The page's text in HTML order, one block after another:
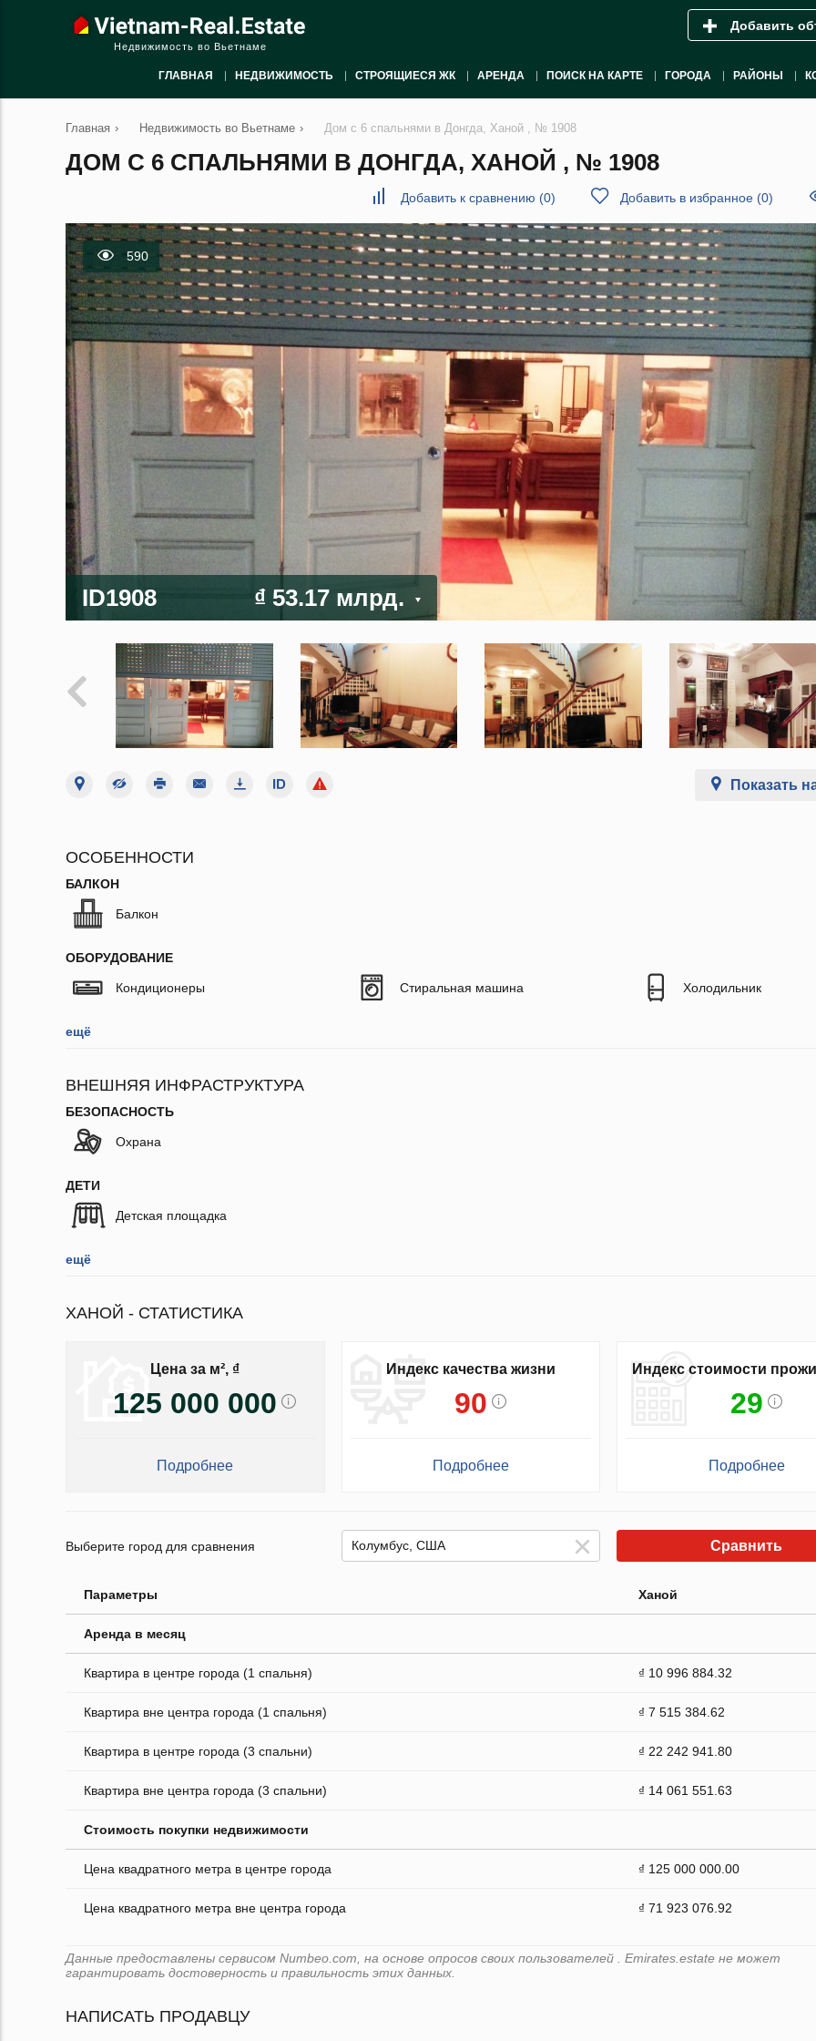
Недвижимость во Вьетнаме
Добавить
ГЛАВНАЯ НЕДВИЖИМОСТЬ СТРОЯЩИЕСЯ ЖК АРЕНДА ПОИСК НА КАРТЕ ГОРОДА РАЙОНЫ
Главная › Недвижимость во Вьетнаме › Дом с 6 спальнями в Донгда, Ханой , № 1908
ДОМ С 6 СПАЛЬНЯМИ В ДОНГДА, ХАНОЙ , № 1908
Добавить к сравнению (0) Добавить в избранное (0)
590
ID1908 ₫ 53.17 млрд.
Показать
ОСОБЕННОСТИ
БАЛКОН
Балкон
ОБОРУДОВАНИЕ
Кондиционеры Стиральная машина Холодильник
ещё
ВНЕШНЯЯ ИНФРАСТРУКТУРА
БЕЗОПАСНОСТЬ
Охрана
ДЕТИ
Детская площадка
ещё
ХАНОЙ - СТАТИСТИКА
Цена за м², ₫
125 000 000
Подробнее
Индекс качества жизни
90
Подробнее
Индекс стоимости
29
Подробнее
Выберите город для сравнения Сравнить
Параметры Ханой
Аренда в месяц
Квартира в центре города (1 спальня) ₫ 10 996 884.32
Квартира вне центра города (1 спальня) ₫ 7 515 384.62
Квартира в центре города (3 спальни) ₫ 22 242 941.80
Квартира вне центра города (3 спальни) ₫ 14 061 551.63
Стоимость покупки недвижимости
Цена квадратного метра в центре города ₫ 125 000 000.00
Цена квадратного метра вне центра города ₫ 71 923 076.92
Данные предоставлены сервисом Numbeo.com, на основе опросов своих пользователей . Emirates.estate не может
гарантировать достоверность и правильность этих данных.
НАПИСАТЬ ПРОДАВЦУ